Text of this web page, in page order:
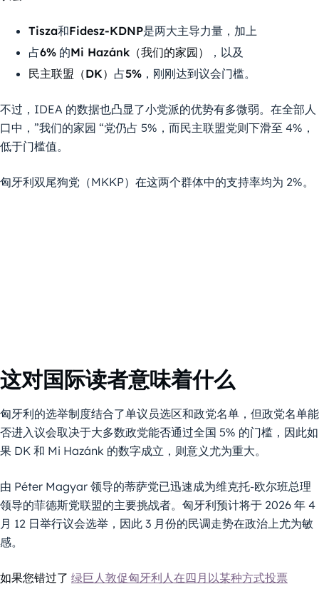
Tisza和Fidesz-KDNP是两大主导力量，加上
占6% 的Mi Hazánk（我们的家园）
，以及
民主联盟（DK） 占5% ，刚刚达到议会门槛。
不过，IDEA 的数据也凸显了小党派的优势有多微弱。在全部人
口中，”我们的家园 “党仍占 5%，而民主联盟党则下滑至 4%，
低于门槛值。
匈牙利双尾狗党（MKKP）在这两个群体中的支持率均为 2%。
这对国际读者意味着什么
匈牙利的选举制度结合了单议员选区和政党名单，但政党名单能
否进入议会取决于大多数政党能否通过全国 5% 的门槛，因此如
果 DK 和 Mi Hazánk 的数字成立，则意义尤为重大。
由 Péter Magyar 领导的蒂萨党已迅速成为维克托-欧尔班总理
领导的菲德斯党联盟的主要挑战者。匈牙利预计将于 2026 年 4
月 12 日举行议会选举，因此 3 月份的民调走势在政治上尤为敏
感。
如果您错过了 绿巨人敦促匈牙利人在四月以某种方式投票